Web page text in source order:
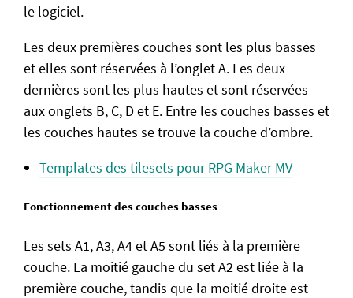
le logiciel.
Les deux premières couches sont les plus basses
et elles sont réservées à l’onglet A. Les deux
dernières sont les plus hautes et sont réservées
aux onglets B, C, D et E. Entre les couches basses et
les couches hautes se trouve la couche d’ombre.
Templates des tilesets pour RPG Maker MV
Fonctionnement des couches basses
Les sets A1, A3, A4 et A5 sont liés à la première
couche. La moitié gauche du set A2 est liée à la
première couche, tandis que la moitié droite est